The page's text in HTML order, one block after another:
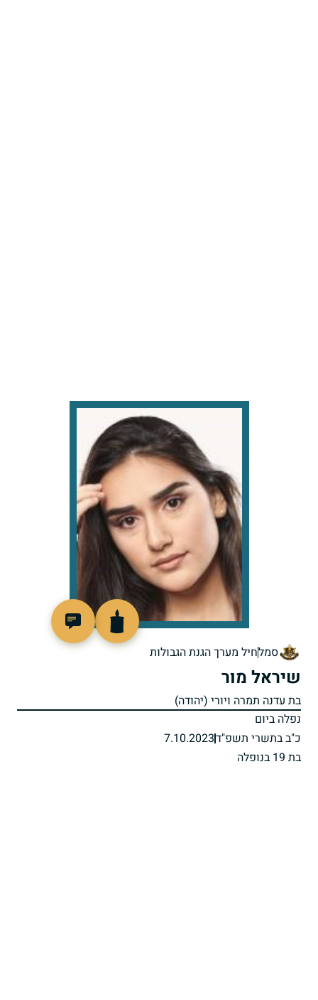
סמלחיל מערך הגנת הגבולות
שיראל מור
בת עדנה תמרה ויורי (יהודה)
נפלה ביום
כ"ב בתשרי תשפ"ד7.10.2023
בת 19 בנופלה